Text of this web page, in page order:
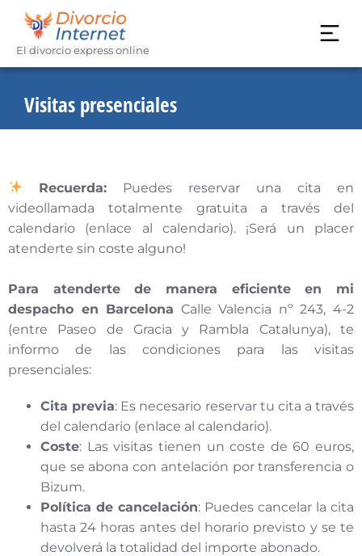
El divorcio express online
Visitas presenciales
Recuerda: Puedes reservar una cita en
videollamada totalmente gratuita a través del
calendario (enlace al calendario). ¡Será un placer
atenderte sin coste alguno!
Para atenderte de manera eficiente en mi
despacho en Barcelona Calle Valencia nº 243, 4-2
(entre Paseo de Gracia y Rambla Catalunya), te
informo de las condiciones para las visitas
presenciales:
Cita previa: Es necesario reservar tu cita a través
del calendario (enlace al calendario).
Coste: Las visitas tienen un coste de 60 euros,
que se abona con antelación por transferencia o
Bizum.
Política de cancelación: Puedes cancelar la cita
hasta 24 horas antes del horario previsto y se te
devolverá la totalidad del importe abonado.